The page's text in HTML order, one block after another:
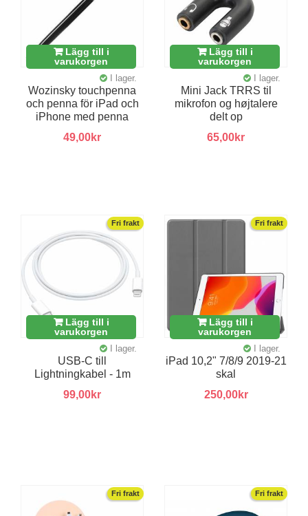
Lägg till i
varukorgen
I lager.
Wozinsky touchpenna
och penna för iPad och
iPhone med penna
49,00kr
Lägg till i
varukorgen
I lager.
Mini Jack TRRS til
mikrofon og højtalere
delt op
65,00kr
Fri frakt
Lägg till i
varukorgen
I lager.
USB-C till
Lightningkabel - 1m
99,00kr
Fri frakt
Lägg till i
varukorgen
I lager.
iPad 10,2" 7/8/9 2019-21
skal
250,00kr
Fri frakt Fri frakt